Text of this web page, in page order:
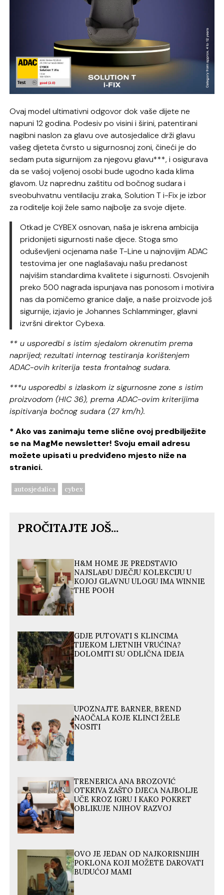
Ovaj model ultimativni odgovor dok vaše dijete ne
napuni 12 godina. Podesiv po visini i širini, patentirani
nagibni naslon za glavu ove autosjedalice drži glavu
vašeg djeteta čvrsto u sigurnosnoj zoni, čineći je do
sedam puta sigurnijom za njegovu glavu***, i osigurava
da se vašoj voljenoj osobi bude ugodno kada klima
glavom. Uz naprednu zaštitu od bočnog sudara i
sveobuhvatnu ventilaciju zraka, Solution T i-Fix je izbor
za roditelje koji žele samo najbolje za svoje dijete.
Otkad je CYBEX osnovan, naša je iskrena ambicija
pridonijeti sigurnosti naše djece. Stoga smo
oduševljeni ocjenama naše T-Line u najnovijim ADAC
testovima jer one naglašavaju našu predanost
najvišim standardima kvalitete i sigurnosti. Osvojenih
preko 500 nagrada ispunjava nas ponosom i motivira
nas da pomičemo granice dalje, a naše proizvode još
sigurnije, izjavio je Johannes Schlamminger, glavni
izvršni direktor Cybexa.
**u usporedbi s istim sjedalom okrenutim prema
naprijed; rezultati internog testiranja korištenjem
ADAC-ovih kriterija testa frontalnog sudara.
***u usporedbi s izlaskom iz sigurnosne zone s istim
proizvodom (HIC 36), prema ADAC-ovim kriterijima
ispitivanja bočnog sudara (27 km/h).
* Ako vas zanimaju teme slične ovoj predbilježite
se na MagMe newsletter! Svoju email adresu
možete upisati u predviđeno mjesto niže na
stranici.
autosjedalica cybex
PROČITAJTE JOŠ...
H&M HOME JE PREDSTAVIO
NAJSLAĐU DJEČJU KOLEKCIJU U
KOJOJ GLAVNU ULOGU IMA WINNIE
THE POOH
GDJE PUTOVATI S KLINCIMA
TIJEKOM LJETNIH VRUĆINA?
DOLOMITI SU ODLIČNA IDEJA
UPOZNAJTE BARNER, BREND
NAOČALA KOJE KLINCI ŽELE
NOSITI
TRENERICA ANA BROZOVIĆ
OTKRIVA ZAŠTO DJECA NAJBOLJE
UČE KROZ IGRU I KAKO POKRET
OBLIKUJE NJIHOV RAZVOJ
OVO JE JEDAN OD NAJKORISNIJIH
POKLONA KOJI MOŽETE DAROVATI
BUDUĆOJ MAMI